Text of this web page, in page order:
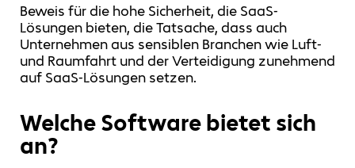
Beweis für die hohe Sicherheit, die SaaS-
Lösungen bieten, die Tatsache, dass auch
Unternehmen aus sensiblen Branchen wie Luft-
und Raumfahrt und der Verteidigung zunehmend
auf SaaS-Lösungen setzen.
Welche Software bietet sich
an?